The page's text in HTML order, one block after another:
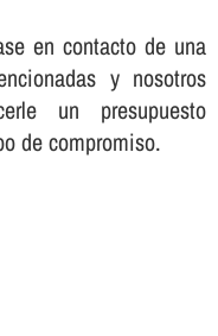
en contacto de una
y nosotros
un presupuesto
de compromiso.